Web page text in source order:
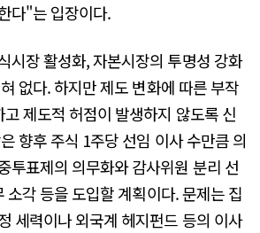
다"는 입장이다.
시장 활성화, 자본시장의 투명성 강화
없다. 하지만 제도 변화에 따른 부작
제도적 허점이 발생하지 않도록 신
향후 주식 1주당 선임 이사 수만큼 의
투표제의 의무화와 감사위원 분리 선
소각 등을 도입할 계획이다. 문제는 집
세력이나 외국계 헤지펀드 등의 이사